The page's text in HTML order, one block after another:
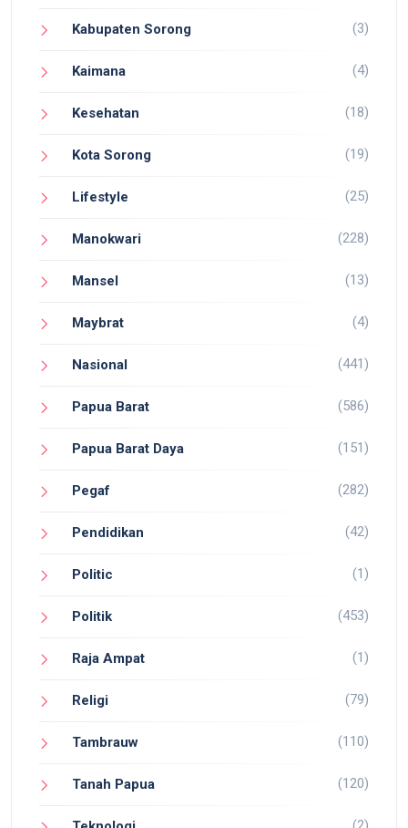
Kabupaten Sorong (3)
Kaimana (4)
Kesehatan (18)
Kota Sorong (19)
Lifestyle (25)
Manokwari (228)
Mansel (13)
Maybrat (4)
Nasional (441)
Papua Barat (586)
Papua Barat Daya (151)
Pegaf (282)
Pendidikan (42)
Politic (1)
Politik (453)
Raja Ampat (1)
Religi (79)
Tambrauw (110)
Tanah Papua (120)